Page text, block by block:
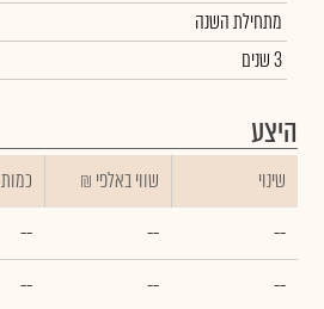
מתחילת השנה
3 שנים
היצע
שינוי ₪ שווי באלפי כמות
--
--
--
--
--
--